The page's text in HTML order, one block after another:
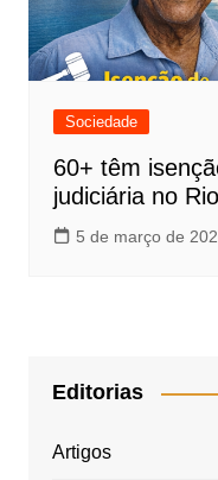
Sociedade
60+ têm
judiciária no Rio
5 de março de
Editorias
Artigos